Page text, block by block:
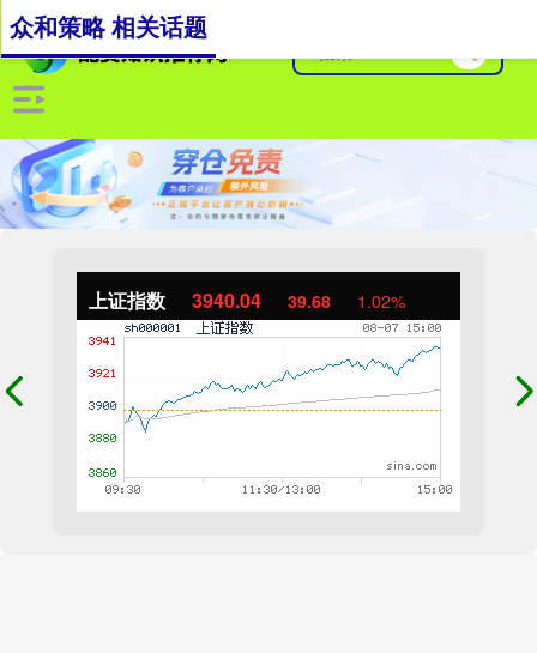
上证指数 3940.04 39.68 1.02%
众和策略 相关话题